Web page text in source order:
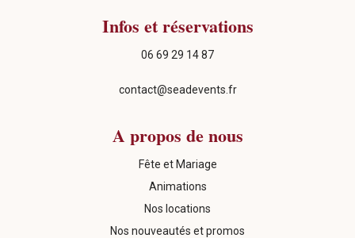
Infos et réservations
06 69 29 14 87
contact@seadevents.fr
A propos de nous
Fête et Mariage
Animations
Nos locations
Nos nouveautés et promos